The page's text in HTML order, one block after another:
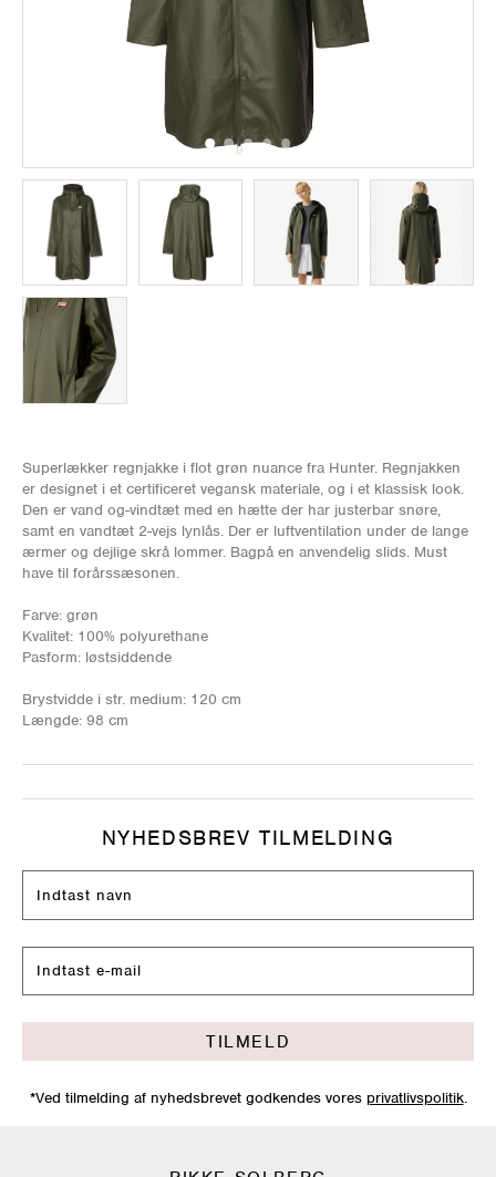
Superlækker regnjakke i flot grøn nuance fra Hunter. Regnjakken
er designet i et certificeret vegansk materiale, og i et klassisk look.
Den er vand og-vindtæt med en hætte der har justerbar snøre,
samt en vandtæt 2-vejs lynlås. Der er luftventilation under de lange
ærmer og dejlige skrå lommer. Bagpå en anvendelig slids. Must
have til forårssæsonen.
Farve: grøn
Kvalitet: 100% polyurethane
Pasform: løstsiddende
Brystvidde i str. medium: 120 cm
Længde: 98 cm
NYHEDSBREV TILMELDING
TILMELD
*Ved tilmelding af nyhedsbrevet godkendes vores privatlivspolitik.